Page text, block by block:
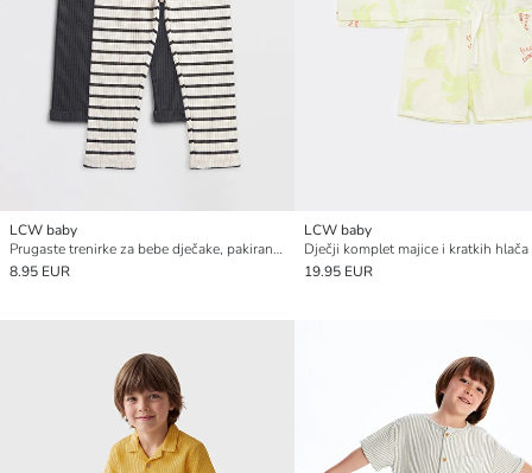
LCW baby
Prugaste trenirke za bebe dječake, pakiranje od 2 komada
8.95 EUR
LCW baby
19.95 EUR